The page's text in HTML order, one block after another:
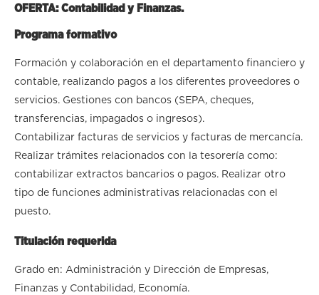
OFERTA: Contabilidad y Finanzas.
Programa formativo
Formación y colaboración en el departamento financiero y
contable, realizando pagos a los diferentes proveedores o
servicios. Gestiones con bancos (SEPA, cheques,
transferencias, impagados o ingresos).
Contabilizar facturas de servicios y facturas de mercancía.
Realizar trámites relacionados con la tesorería como:
contabilizar extractos bancarios o pagos. Realizar otro
tipo de funciones administrativas relacionadas con el
puesto.
Titulación requerida
Grado en: Administración y Dirección de Empresas,
Finanzas y Contabilidad, Economía.